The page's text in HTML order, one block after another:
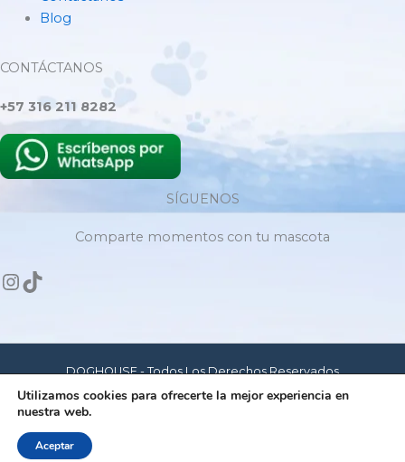
Blog
CONTÁCTANOS
+57 316 211 8282
SÍGUENOS
Comparte momentos con tu mascota
DOGHOUSE - Todos Los Derechos Reservados
Hecho con amor para mascotas felices
Utilizamos cookies para ofrecerte la mejor experiencia en
nuestra web.
Aceptar